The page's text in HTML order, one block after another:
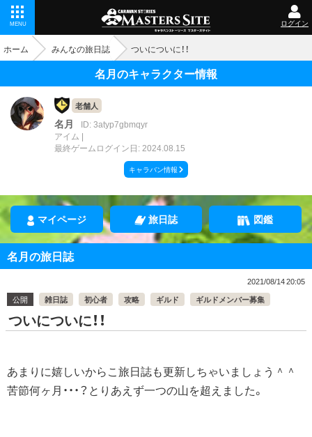
MENU ログイン
ホーム みんなの旅日誌 ついについに！！
名月のキャラクター情報
老舗人
名月
ID: 3atyp7gbmqyr
アイム
最終ゲームログイン日: 2024.08.15
キャラバン情報
マイページ 旅日誌 図鑑
名月の旅日誌
2021/08/14 20:05
公開
雑日誌 初心者 攻略 ギルド ギルドメンバー募集
ついについに！！
あまりに嬉しいからこ旅日誌も更新しちゃいましょう＾＾
苦節何ヶ月・・・？とりあえず一つの山を超えました。